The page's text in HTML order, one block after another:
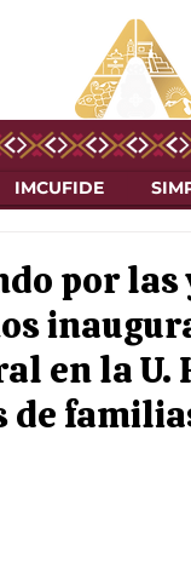
por las
en la U.
IMCUFIDE